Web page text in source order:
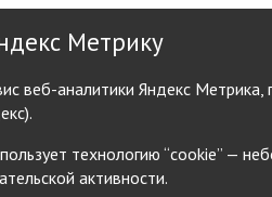
Метрику
веб-аналитики Яндекс
технологию “cookie” —
активности.